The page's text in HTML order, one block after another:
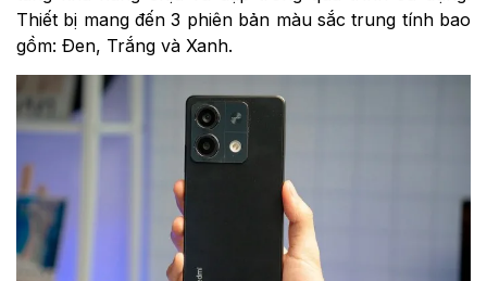
Thiết bị mang đến 3 phiên bản màu sắc trung tính bao
gồm: Đen, Trắng và Xanh.